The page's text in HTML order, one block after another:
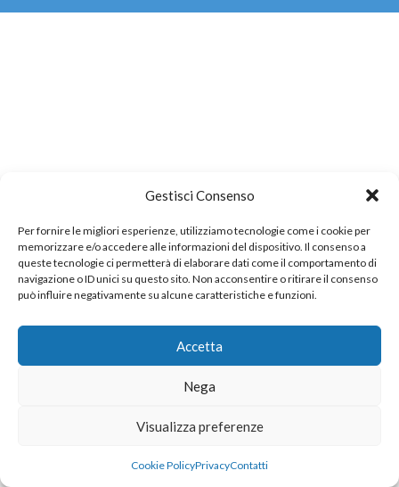
Gestisci Consenso
Per fornire le migliori esperienze, utilizziamo tecnologie come i cookie per
memorizzare e/o accedere alle informazioni del dispositivo. Il consenso a
queste tecnologie ci permetterà di elaborare dati come il comportamento di
navigazione o ID unici su questo sito. Non acconsentire o ritirare il consenso
può influire negativamente su alcune caratteristiche e funzioni.
Accetta
Nega
Visualizza preferenze
Cookie PolicyPrivacyContatti